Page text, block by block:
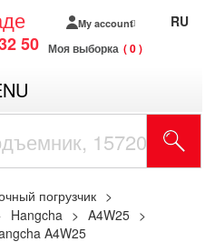
50
My account
Моя выборка 0
RU
погрузчик
Hangcha
A4W25
A4W25